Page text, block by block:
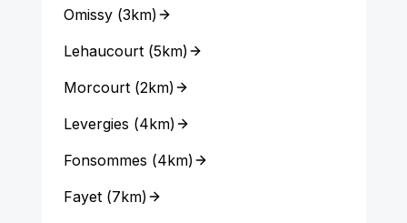
Omissy(3km)
Lehaucourt(5km)
Morcourt(2km)
Levergies (4km)
Fonsommes (4km)
Fayet(7km)